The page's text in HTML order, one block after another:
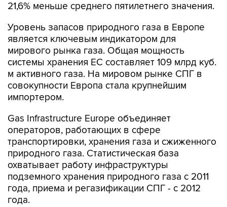
21,6% меньше среднего пятилетнего значения.
Уровень запасов природного газа в Европе
является ключевым индикатором для
мирового рынка газа. Общая мощность
системы хранения ЕС составляет 109 млрд куб.
м активного газа. На мировом рынке СПГ в
совокупности Европа стала крупнейшим
импортером.
Gas Infrastructure Europe объединяет
операторов, работающих в сфере
транспортировки, хранения газа и сжиженного
природного газа. Статистическая база
охватывает работу инфраструктуры
подземного хранения природного газа с 2011
года, приема и регазификации СПГ - с 2012
года.